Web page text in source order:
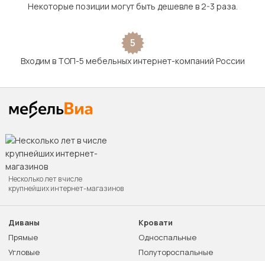
Некоторые позиции могут быть дешевле в 2-3 раза.
5
Входим в ТОП-5 мебельных интернет-компаний России
Несколько лет в числе
крупнейших интернет-магазинов
Диваны
Прямые
Угловые
Кровати
Односпальные
Полутороспальные